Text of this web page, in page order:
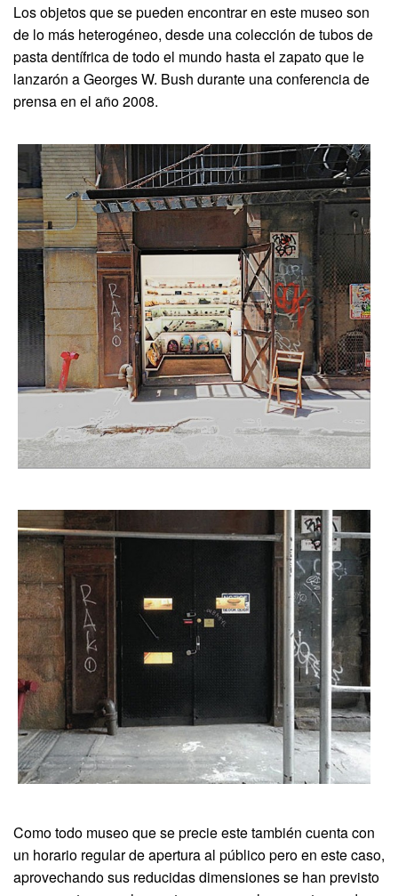
Los objetos que se pueden encontrar en este museo son
de lo más heterogéneo, desde una colección de tubos de
pasta dentífrica de todo el mundo hasta el zapato que le
lanzarón a Georges W. Bush durante una conferencia de
prensa en el año 2008.
Como todo museo que se precie este también cuenta con
un horario regular de apertura al público pero en este caso,
aprovechando sus reducidas dimensiones se han previsto